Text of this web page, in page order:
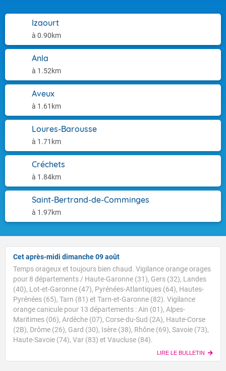
Izaourt
à 0.90km
Anla
à 1.52km
Aveux
à 1.61km
Loures-Barousse
à 1.71km
Créchets
à 1.84km
Saint-Bertrand-de-Comminges
à 1.97km
Cet après-midi dimanche 09 août
Temps orageux et toujours bien chaud. Vigilance orange orages
pour 8 départements / Haute-Garonne (31), Gers (32), Landes
(40), Lot-et-Garonne (47), Pyrénées-Atlantiques (64), Hautes-
Pyrénées (65), Tarn (81) et Tarn-et-Garonne (82). Vigilance
orange canicule pour 13 départements : Ain (01), Alpes-
Maritimes (06), Ardèche (07), Corse-du-Sud (2A), Haute-Corse
(2B), Drôme (26), Gard (30), Isère (38), Rhône (69), Savoie (73),
Haute-Savoie (74), Var (83) et Vaucluse (84).
LIRE LE BULLETIN